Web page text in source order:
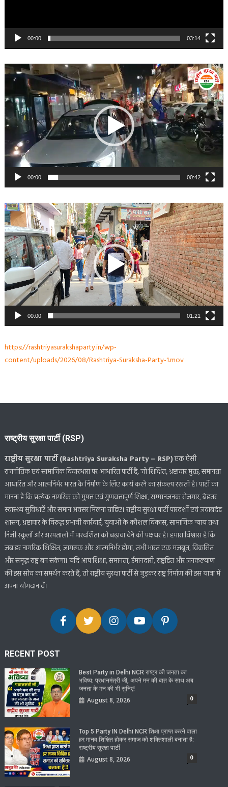
00:00 03:14
Video
Player
00:00 00:42
Video
Player
00:00 01:21
https://rashtriyasurakshaparty.in/wp-
content/uploads/2026/08/Rashtriya-Suraksha-Party-1.mov
राष्ट्रीय सुरक्षा पार्टी (RSP)
राष्ट्रीय सुरक्षा पार्टी (Rashtriya Suraksha Party – RSP)एक ऐसी
राजनीतिक एवं सामाजिक विचारधारा पर आधारित पार्टी है, जो शिक्षित, भ्रष्टाचार मुक्त, समानता
आधारित और आत्मनिर्भर भारत के निर्माण के लिए कार्य करने का संकल्प रखती है। पार्टी का
मानना है कि प्रत्येक नागरिक को मुफ्त एवं गुणवत्तापूर्ण शिक्षा, सम्मानजनक रोजगार, बेहतर
स्वास्थ्य सुविधाएँ और समान अवसर मिलना चाहिए। राष्ट्रीय सुरक्षा पार्टी पारदर्शी एवं जवाबदेह
शासन, भ्रष्टाचार के विरुद्ध प्रभावी कार्रवाई, युवाओं के कौशल विकास, सामाजिक न्याय तथा
निजी स्कूलों और अस्पतालों में पारदर्शिता को बढ़ावा देने की पक्षधर है। हमारा विश्वास है कि
जब हर नागरिक शिक्षित, जागरूक और आत्मनिर्भर होगा, तभी भारत एक मजबूत, विकसित
और समृद्ध राष्ट्र बन सकेगा। यदि आप शिक्षा, समानता, ईमानदारी, राष्ट्रहित और जनकल्याण
की इस सोच का समर्थन करते हैं, तो राष्ट्रीय सुरक्षा पार्टी से जुड़कर राष्ट्र निर्माण की इस यात्रा में
अपना योगदान दें।
RECENT POST
Best Party in Delhi NCR राष्ट्र की जनता का
भविष्य: प्रधानमंत्री जी, अपने मन की बात के साथ अब
जनता के मन की भी सुनिए!
August 8, 2026 0
Top 5 Party IN Delhi NCR शिक्षा प्राप्त करने वाला
हर मानव शिक्षित होकर समाज को शक्तिशाली बनाता है:
राष्ट्रीय सुरक्षा पार्टी
August 8, 2026 0